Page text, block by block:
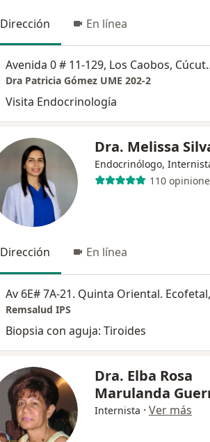
Dirección En línea
Avenida 0 #
Dra Patricia Gómez UME 202-2
Visita Endocrinología
Dra. Melissa
Endocrinólogo,
110
Dirección En línea
Remsalud IPS
Biopsia con aguja: Tiroides
Dra. Elba Rosa
Marulanda
Internista · Ver más